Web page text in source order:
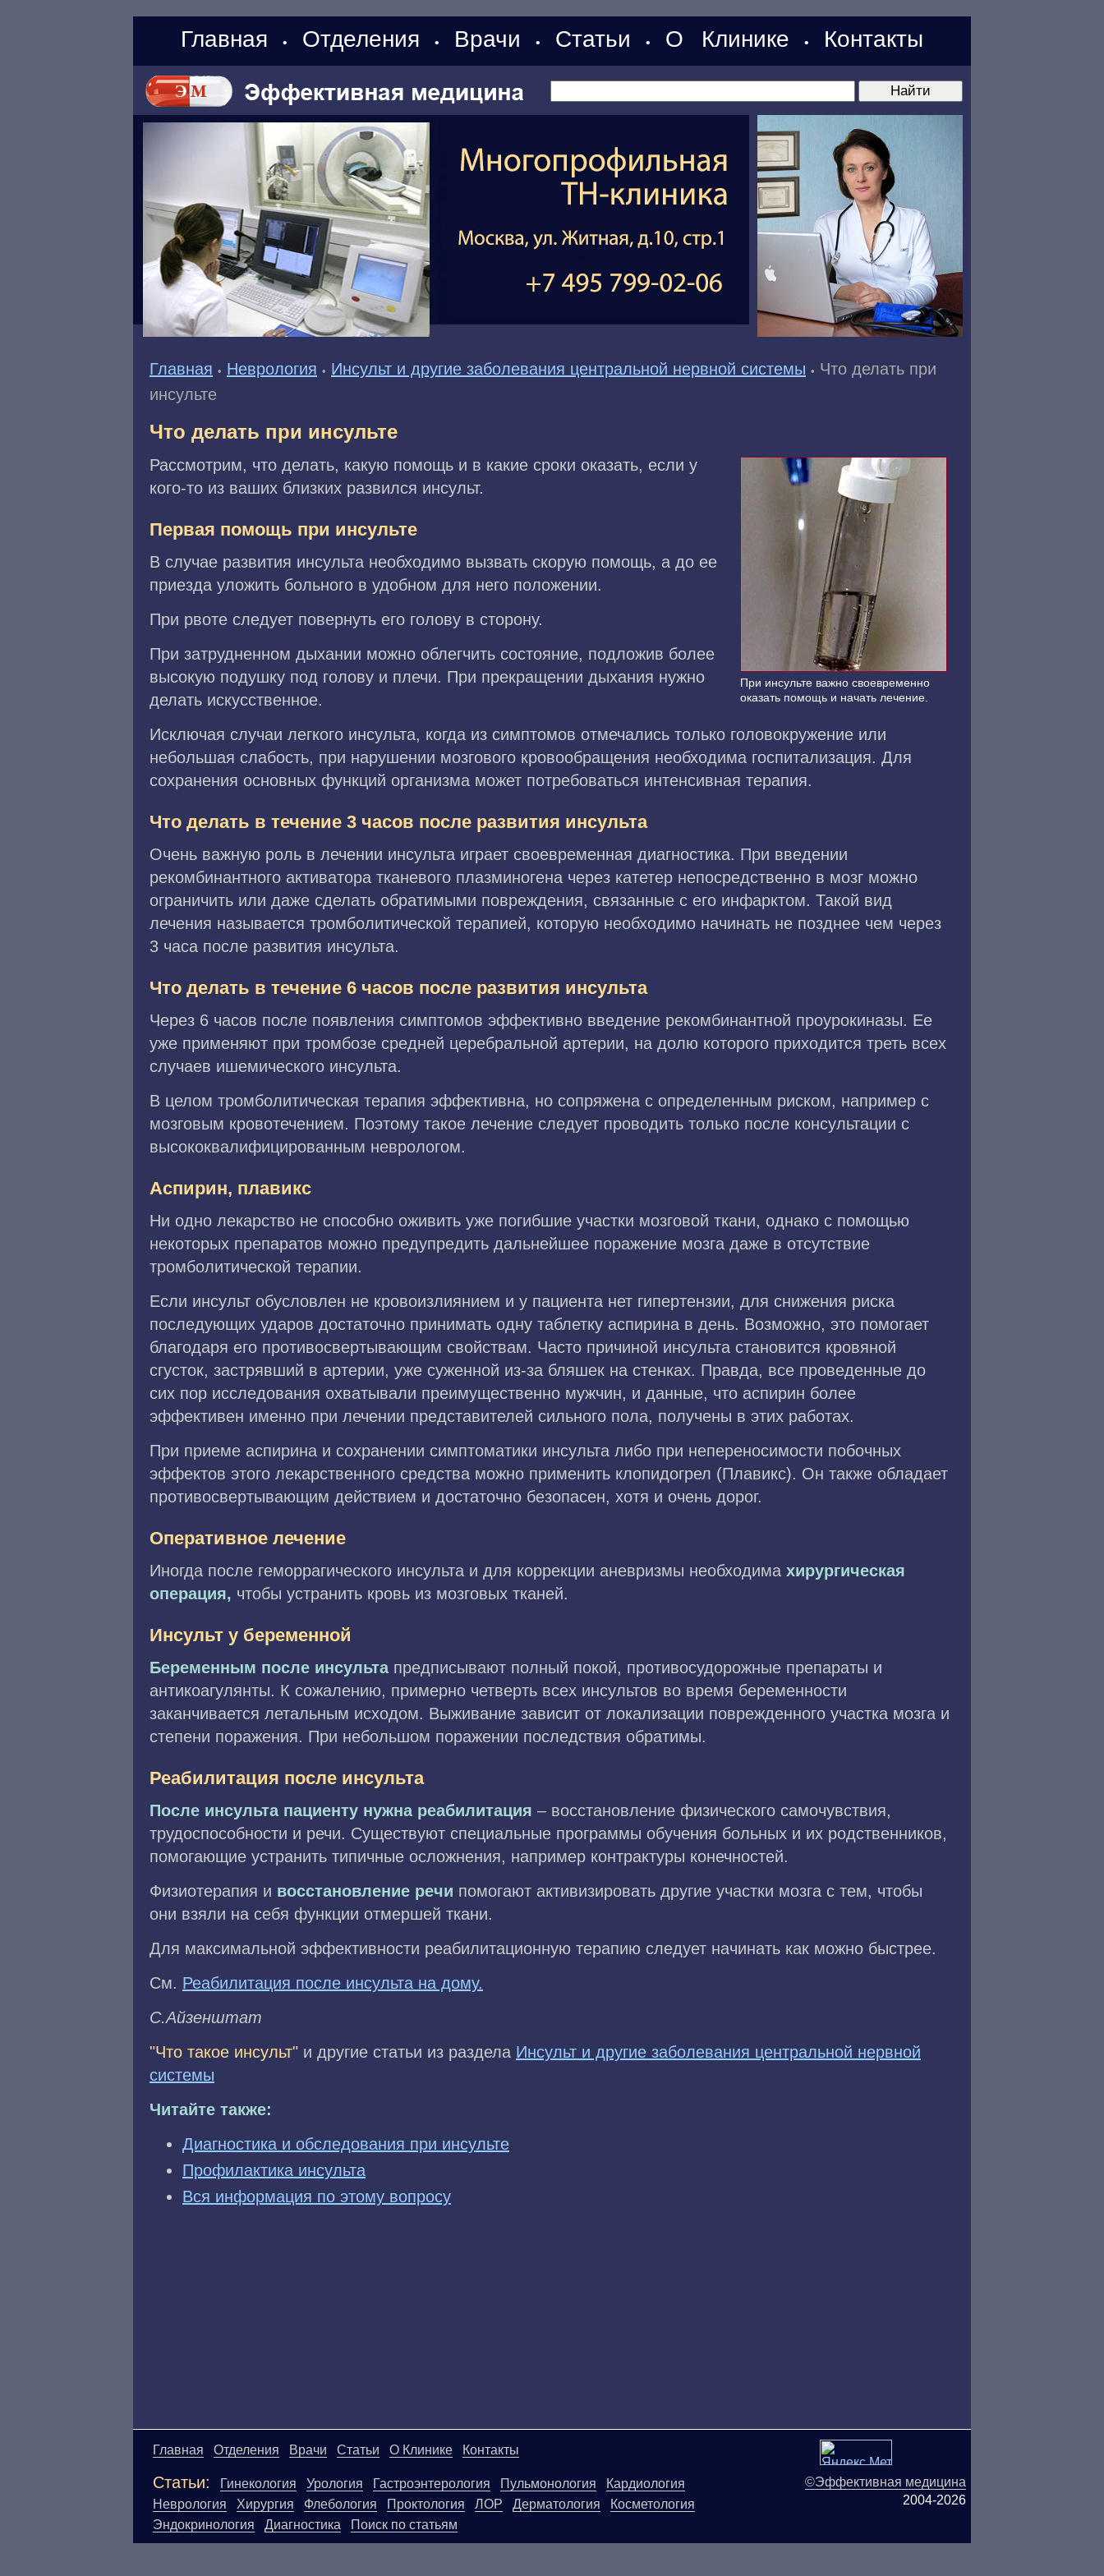
Главная • Отделения • Врачи • Статьи • О Клинике • Контакты
Главная • Неврология • Инсульт и другие заболевания центральной нервной системы • Что делать при
инсульте
Что делать при инсульте
При инсульте важно своевременно
оказать помощь и начать лечение.
Рассмотрим, что делать, какую помощь и в какие сроки оказать, если у
кого-то из ваших близких развился инсульт.
Первая помощь при инсульте
В случае развития инсульта необходимо вызвать скорую помощь, а до ее
приезда уложить больного в удобном для него положении.
При рвоте следует повернуть его голову в сторону.
При затрудненном дыхании можно облегчить состояние, подложив более
высокую подушку под голову и плечи. При прекращении дыхания нужно
делать искусственное.
Исключая случаи легкого инсульта, когда из симптомов отмечались только головокружение или
небольшая слабость, при нарушении мозгового кровообращения необходима госпитализация. Для
сохранения основных функций организма может потребоваться интенсивная терапия.
Что делать в течение 3 часов после развития инсульта
Очень важную роль в лечении инсульта играет своевременная диагностика. При введении
рекомбинантного активатора тканевого плазминогена через катетер непосредственно в мозг можно
ограничить или даже сделать обратимыми повреждения, связанные с его инфарктом. Такой вид
лечения называется тромболитической терапией, которую необходимо начинать не позднее чем через
3 часа после развития инсульта.
Что делать в течение 6 часов после развития инсульта
Через 6 часов после появления симптомов эффективно введение рекомбинантной проурокиназы. Ее
уже применяют при тромбозе средней церебральной артерии, на долю которого приходится треть всех
случаев ишемического инсульта.
В целом тромболитическая терапия эффективна, но сопряжена с определенным риском, например с
мозговым кровотечением. Поэтому такое лечение следует проводить только после консультации с
высококвалифицированным неврологом.
Аспирин, плавикс
Ни одно лекарство не способно оживить уже погибшие участки мозговой ткани, однако с помощью
некоторых препаратов можно предупредить дальнейшее поражение мозга даже в отсутствие
тромболитической терапии.
Если инсульт обусловлен не кровоизлиянием и у пациента нет гипертензии, для снижения риска
последующих ударов достаточно принимать одну таблетку аспирина в день. Возможно, это помогает
благодаря его противосвертывающим свойствам. Часто причиной инсульта становится кровяной
сгусток, застрявший в артерии, уже суженной из-за бляшек на стенках. Правда, все проведенные до
сих пор исследования охватывали преимущественно мужчин, и данные, что аспирин более
эффективен именно при лечении представителей сильного пола, получены в этих работах.
При приеме аспирина и сохранении симптоматики инсульта либо при непереносимости побочных
эффектов этого лекарственного средства можно применить клопидогрел (Плавикс). Он также обладает
противосвертывающим действием и достаточно безопасен, хотя и очень дорог.
Оперативное лечение
Иногда после геморрагического инсульта и для коррекции аневризмы необходима хирургическая
операция, чтобы устранить кровь из мозговых тканей.
Инсульт у беременной
Беременным после инсультапредписывают полный покой, противосудорожные препараты и
антикоагулянты. К сожалению, примерно четверть всех инсультов во время беременности
заканчивается летальным исходом. Выживание зависит от локализации поврежденного участка мозга и
степени поражения. При небольшом поражении последствия обратимы.
Реабилитация после инсульта
После инсульта пациенту нужна реабилитация – восстановление физического самочувствия,
трудоспособности и речи. Существуют специальные программы обучения больных и их родственников,
помогающие устранить типичные осложнения, например контрактуры конечностей.
Физиотерапия и восстановление речи помогают активизировать другие участки мозга с тем, чтобы
они взяли на себя функции отмершей ткани.
Для максимальной эффективности реабилитационную терапию следует начинать как можно быстрее.
См. Реабилитация после инсульта на дому.
C.Aйзeнштaт
"Что такое инсульт" и другие статьи из раздела Инсульт и другие заболевания центральной нервной
системы
Читайте также:
Диагностика и обследования при инсульте
Профилактика инсульта
Вся информация по этому вопросу
Главная Отделения Врачи Статьи О Клинике Контакты
Статьи: Гинекология Урология Гастроэнтерология Пульмонология
Кардиология
Неврология
Хирургия Флебология Проктология ЛОР Дерматология
Косметология
Эндокринология
Диагностика Поиск по статьям
©Эффективная медицина
2004-2026